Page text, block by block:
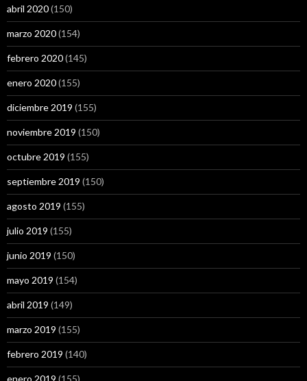
abril 2020(150)
marzo 2020(154)
febrero 2020(145)
enero 2020(155)
diciembre 2019 (155)
noviembre 2019 (150)
octubre 2019 (155)
septiembre 2019 (150)
agosto 2019 (155)
julio 2019 (155)
junio 2019 (150)
mayo 2019 (154)
abril 2019 (149)
marzo 2019 (155)
febrero 2019 (140)
enero 2019 (155)